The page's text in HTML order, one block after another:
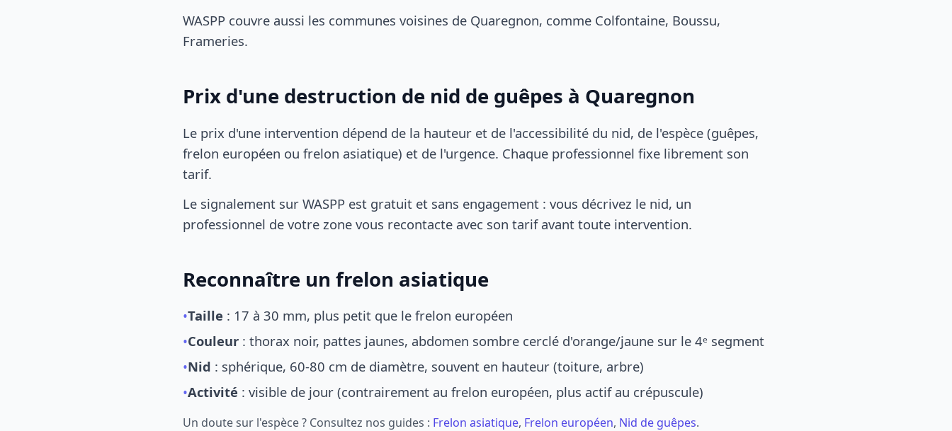
WASPP couvre aussi les communes voisines de Quaregnon, comme Colfontaine, Boussu,
Frameries.
Prix d'une destruction de nid de guêpes à Quaregnon
Le prix d'une intervention dépend de la hauteur et de l'accessibilité du nid, de l'espèce (guêpes,
frelon européen ou frelon asiatique) et de l'urgence. Chaque professionnel fixe librement son
tarif.
Le signalement sur WASPP est gratuit et sans engagement : vous décrivez le nid, un
professionnel de votre zone vous recontacte avec son tarif avant toute intervention.
Reconnaître un frelon asiatique
•Taille : 17 à 30 mm, plus petit que le frelon européen
•Couleur : thorax noir, pattes jaunes, abdomen sombre cerclé d'orange/jaune sur le 4ᵉ segment
•Nid : sphérique, 60-80 cm de diamètre, souvent en hauteur (toiture, arbre)
•Activité : visible de jour (contrairement au frelon européen, plus actif au crépuscule)
Un doute sur l'espèce ? Consultez nos guides : Frelon asiatique, Frelon européen, Nid de guêpes.